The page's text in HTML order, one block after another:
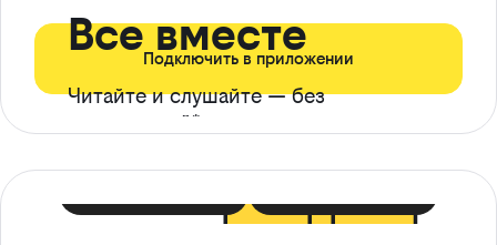
Все вместе
Читайте и слушайте — без
ограничений*
Подключить в приложении